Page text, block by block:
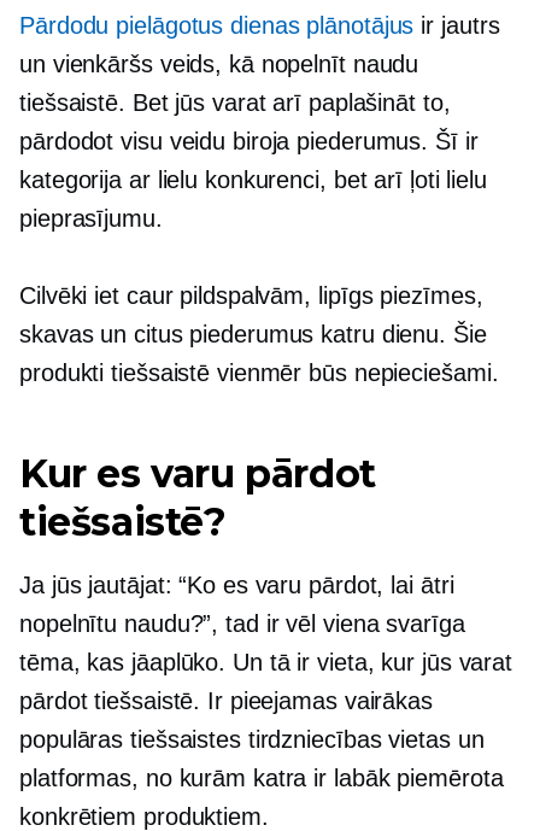
Pārdodu pielāgotus dienas plānotājus ir jautrs
un vienkāršs veids, kā nopelnīt naudu
tiešsaistē. Bet jūs varat arī paplašināt to,
pārdodot visu veidu biroja piederumus. Šī ir
kategorija ar lielu konkurenci, bet arī ļoti lielu
pieprasījumu.
Cilvēki iet caur pildspalvām, lipīgspiezīmes,
skavas un citus piederumus katru dienu. Šie
produkti tiešsaistē vienmēr būs nepieciešami.
Kur es varu pārdot
tiešsaistē?
Ja jūs jautājat: “Ko es varu pārdot, lai ātri
nopelnītu naudu?”, tad ir vēl viena svarīga
tēma, kas jāaplūko. Un tā ir vieta, kur jūs varat
pārdot tiešsaistē. Ir pieejamas vairākas
populāras tiešsaistes tirdzniecības vietas un
platformas, no kurām katra ir labāk piemērota
konkrētiem produktiem.